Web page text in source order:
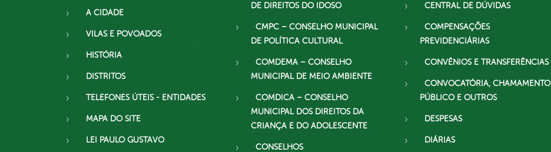
A CIDADE
VILAS E POVOADOS
HISTÓRIA
DISTRITOS
TELEFONES ÚTEIS - ENTIDADES
MAPA DO SITE
LEI PAULO GUSTAVO
DE DIREITOS DO IDOSO
CMPC – CONSELHO MUNICIPAL
DE POLÍTICA CULTURAL
COMDEMA – CONSELHO
MUNICIPAL DE MEIO AMBIENTE
COMDICA – CONSELHO
MUNICIPAL DOS DIREITOS DA
CRIANÇA E DO ADOLESCENTE
CONSELHOS
CENTRAL DE DÚVIDAS
COMPENSAÇÕES
PREVIDENCIÁRIAS
CONVÊNIOS E TRANSFERÊNCIAS
CONVOCATÓRIA, CHAMAMENTO
PÚBLICO E OUTROS
DESPESAS
DIÁRIAS